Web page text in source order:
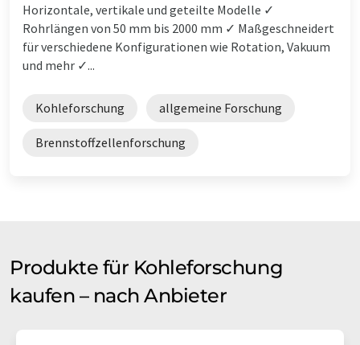
Horizontale, vertikale und geteilte Modelle ✓
Rohrlängen von 50 mm bis 2000 mm ✓ Maßgeschneidert
für verschiedene Konfigurationen wie Rotation, Vakuum
und mehr ✓...
Kohleforschung allgemeine Forschung
Brennstoffzellenforschung
Produkte für Kohleforschung
kaufen – nach Anbieter